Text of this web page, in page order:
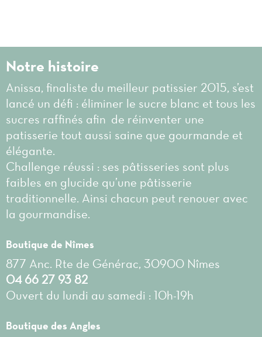
Notre histoire
Anissa, finaliste du meilleur patissier 2015, s’est
lancé un défi : éliminer le sucre blanc et tous les
sucres raffinés afin de réinventer une
patisserie tout aussi saine que gourmande et
élégante.
Challenge réussi : ses pâtisseries sont plus
faibles en glucide qu’une pâtisserie
traditionnelle. Ainsi chacun peut renouer avec
la gourmandise.
Boutique de Nîmes
877 Anc. Rte de Générac, 30900 Nîmes
04 66 27 93 82
Ouvert du lundi au samedi : 10h-19h
Boutique des Angles